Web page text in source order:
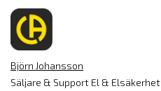
Björn Johansson
Säljare & Support El & Elsäkerhet